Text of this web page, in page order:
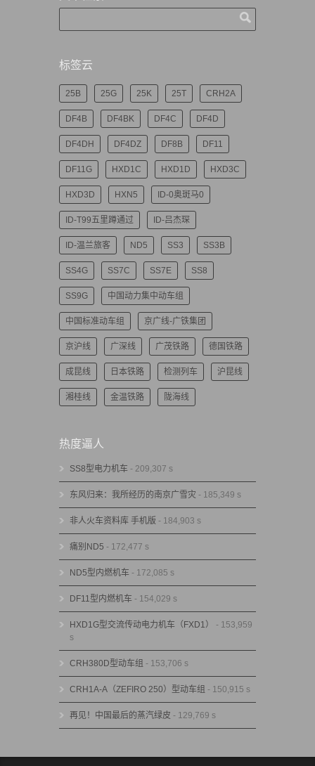
标签云
25B 25G 25K 25T CRH2A
DF4B DF4BK DF4C DF4D
DF4DH DF4DZ DF8B DF11
DF11G HXD1C HXD1D HXD3C
HXD3D HXN5 ID-0奥斑马0
ID-T99五里蹲通过 ID-吕杰琛
ID-温兰旅客 ND5 SS3 SS3B
SS4G SS7C SS7E SS8
SS9G 中国动力集中动车组
中国标准动车组 京广线-广铁集团
京沪线 广深线 广茂铁路 德国铁路
成昆线 日本铁路 检测列车 沪昆线
湘桂线 金温铁路 陇海线
热度逼人
SS8型电力机车 - 209,307 s
东风归来：我所经历的南京广雪灾 - 185,349 s
非人火车资料库 手机版 - 184,903 s
痛别ND5 - 172,477 s
ND5型内燃机车 - 172,085 s
DF11型内燃机车 - 154,029 s
HXD1G型交流传动电力机车（FXD1）
- 153,959
s
CRH380D型动车组 - 153,706 s
CRH1A-A（ZEFIRO 250）型动车组 - 150,915 s
再见！中国最后的蒸汽绿皮 - 129,769 s